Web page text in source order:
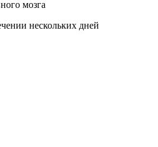
мозга
нескольких дней